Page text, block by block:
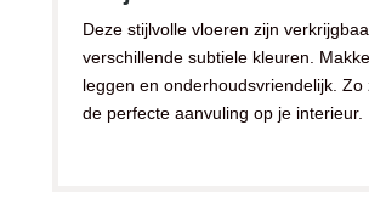
Deze stijlvolle vloeren zijn
verschillende subtiele kleuren.
leggen en onderhoudsvriendelijk. Zo
de perfecte aanvuling op je interieur.